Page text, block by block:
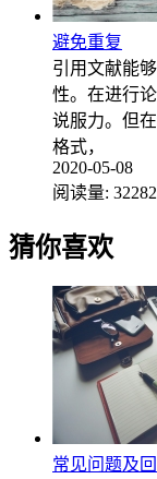
避免重复
引用文献能
性。在进行
说服力。但
格式，
2020-05-08
阅读量: 32282
猜你喜欢
常见问题及